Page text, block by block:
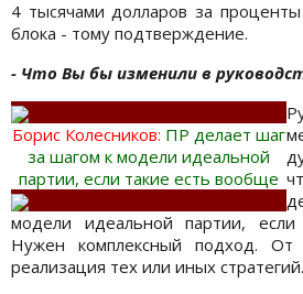
4 тысячами долларов за
блока - тому подтверждение.
- Что Вы бы изменили в
Борис Колесникoв: ПР делает шаг
за шагом к модели идеальной
партии, если такие есть вообще
модели идеальной партии,
Нужен комплексный подход. От
реализация тех или иных стратегий.